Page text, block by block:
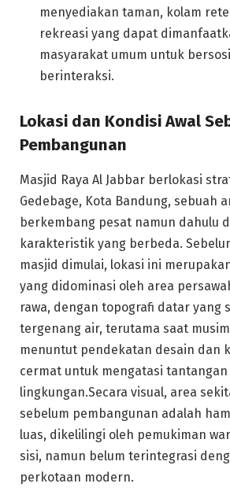
menyediakan taman, kolam
rekreasi yang dapat
masyarakat umum untuk
berinteraksi.
Lokasi dan Kondisi Awal
Pembangunan
Masjid Raya Al Jabbar berlokasi
Gedebage, Kota Bandung, sebuah
berkembang pesat namun dahulu
karakteristik yang berbeda.
masjid dimulai, lokasi ini
yang didominasi oleh area
rawa, dengan topografi datar yang
tergenang air, terutama saat
menuntut pendekatan desain dan
cermat untuk mengatasi tantangan
lingkungan.Secara visual, area
sebelum pembangunan adalah
luas, dikelilingi oleh pemukiman
sisi, namun belum terintegrasi
perkotaan modern.